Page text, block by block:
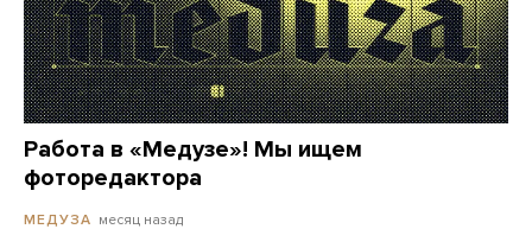
Работа в «Медузе»! Мы ищем
фоторедактора
МЕДУЗА месяц назад